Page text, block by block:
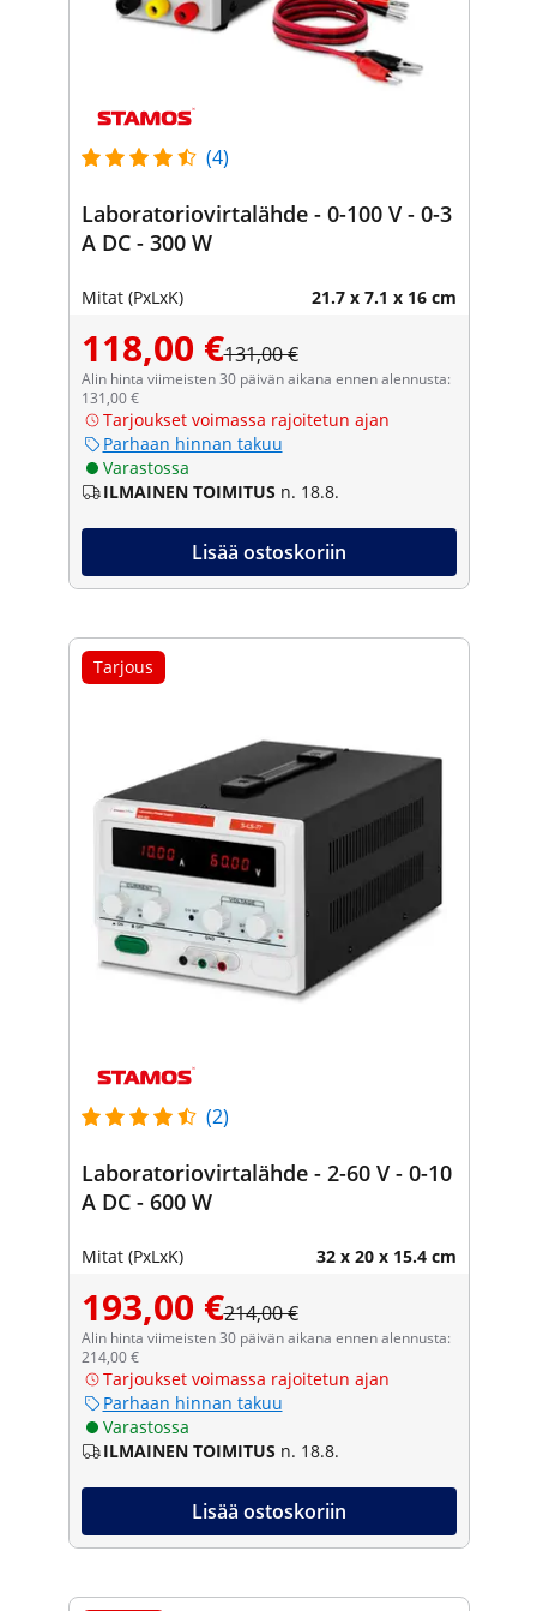
(4)
Laboratoriovirtalähde - 0-100 V - 0-3
A DC - 300 W
Mitat (PxLxK) 21.7 x 7.1 x 16 cm
118,00 €131,00 €
Alin hinta viimeisten 30 päivän aikana ennen alennusta:
131,00 €
Tarjoukset voimassa rajoitetun ajan
Parhaan hinnan takuu
Varastossa
ILMAINEN TOIMITUS n. 18.8.
Lisää ostoskoriin
Tarjous
(2)
Laboratoriovirtalähde - 2-60 V - 0-10
A DC - 600 W
Mitat (PxLxK) 32 x 20 x 15.4 cm
193,00 €214,00 €
Alin hinta viimeisten 30 päivän aikana ennen alennusta:
214,00 €
Tarjoukset voimassa rajoitetun ajan
Parhaan hinnan takuu
Varastossa
ILMAINEN TOIMITUS n. 18.8.
Lisää ostoskoriin